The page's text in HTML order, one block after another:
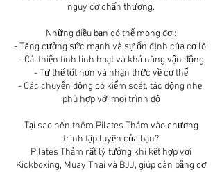
nguy cơ chấn thương.
Những điều bạn có thể mong đợi:
- Tăng cường sức mạnh và sự ổn định của cơ lõi
- Cải thiện tính linh hoạt và khả năng vận động
- Tư thế tốt hơn và nhận thức về cơ thể
- Các chuyển động có kiểm soát, tác động nhẹ,
phù hợp với mọi trình độ
Tại sao nên thêm Pilates Thảm vào chương
trình tập luyện của bạn?
Pilates Thảm rất lý tưởng khi kết hợp với
Kickboxing, Muay Thai và BJJ, giúp cân bằng cơ